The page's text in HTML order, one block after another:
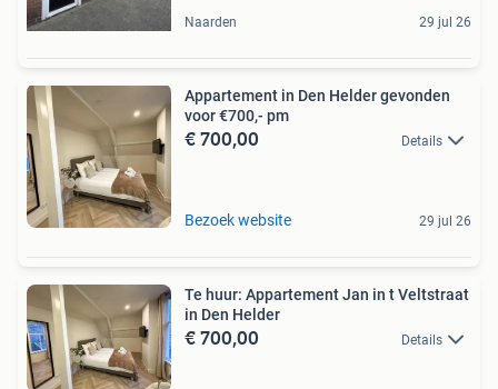
Naarden 29 jul 26
Appartement in Den Helder gevonden
voor €700,- pm
€ 700,00 Details
Bezoek website 29 jul 26
Te huur: Appartement Jan in t Veltstraat
in Den Helder
€ 700,00 Details